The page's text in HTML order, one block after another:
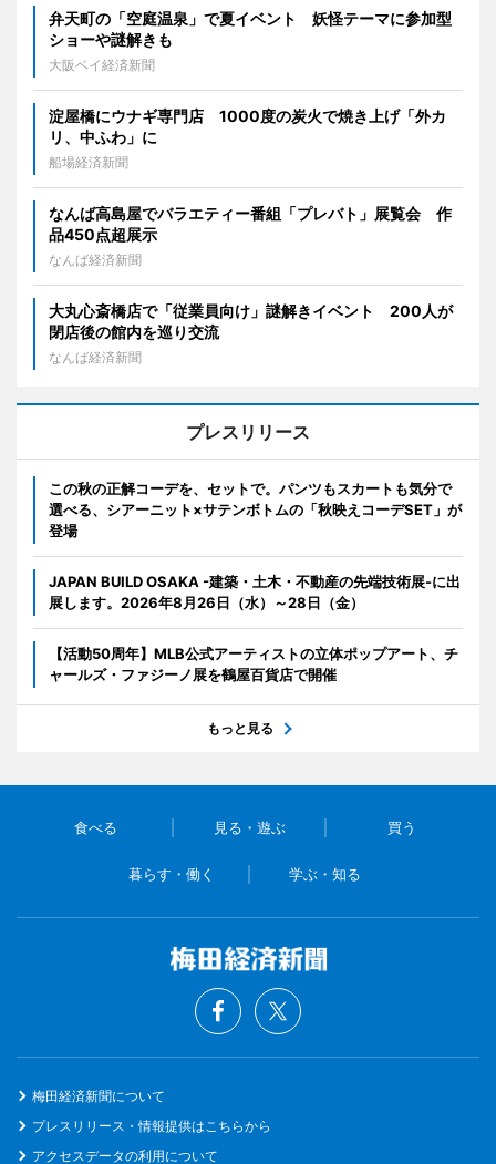
弁天町の「空庭温泉」で夏イベント 妖怪テーマに参加型
ショーや謎解きも
大阪ベイ経済新聞
淀屋橋にウナギ専門店 1000度の炭火で焼き上げ「外カ
リ、中ふわ」に
船場経済新聞
なんば高島屋でバラエティー番組「プレバト」展覧会 作
品450点超展示
なんば経済新聞
大丸心斎橋店で「従業員向け」謎解きイベント 200人が
閉店後の館内を巡り交流
なんば経済新聞
プレスリリース
この秋の正解コーデを、セットで。パンツもスカートも気分で
選べる、シアーニット×サテンボトムの「秋映えコーデSET」が
登場
JAPAN BUILD OSAKA -建築・土木・不動産の先端技術展-に出
展します。2026年8月26日（水）～28日（金）
【活動50周年】MLB公式アーティストの立体ポップアート、チ
ャールズ・ファジーノ展を鶴屋百貨店で開催
もっと見る
食べる 見る・遊ぶ 買う
暮らす・働く 学ぶ・知る
梅田経済新聞について
プレスリリース・情報提供はこちらから
アクセスデータの利用について